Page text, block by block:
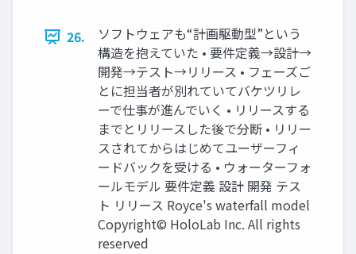
26.
ソフトウェアも“計画駆動型”という
構造を抱えていた • 要件定義→設計→
開発→テスト→リリース • フェーズご
とに担当者が別れていてバケツリレ
ーで仕事が進んでいく • リリースする
までとリリースした後で分断 • リリー
スされてからはじめてユーザーフィ
ードバックを受ける • ウォーターフォ
ールモデル 要件定義 設計 開発 テス
ト リリース Royce's waterfall model
Copyright© HoloLab Inc. All rights
reserved